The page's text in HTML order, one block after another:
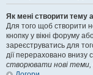
Як мені створити тему
Для того щоб створити
кнопку у вікні форуму
зареєструватись для
дії перераховано внизу
створювати нові теми,